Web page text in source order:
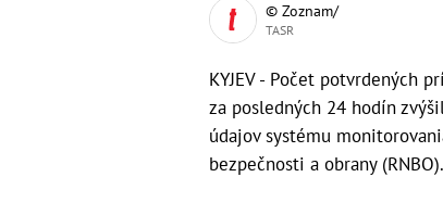
© Zoznam/
TASR
KYJEV - Počet potvrdených
za posledných 24 hodín
údajov systému
bezpečnosti a obrany (RNBO).